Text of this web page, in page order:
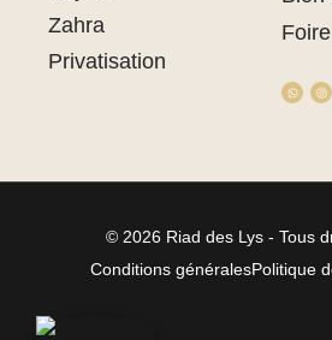
Zahra
Privatisation
© 2026 Riad des Lys - Tous
Conditions généralesPolitique